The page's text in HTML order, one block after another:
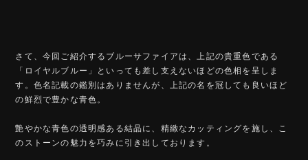
さて、今回ご紹介するブルーサファイアは、上記の貴重色である
「ロイヤルブルー」といっても差し支えないほどの色相を呈しま
す。色名記載の鑑別はありませんが、上記の名を冠しても良いほど
の鮮烈で豊かな青色。
艶やかな青色の透明感ある結晶に、精緻なカッティングを施し、こ
のストーンの魅力を巧みに引き出しております。